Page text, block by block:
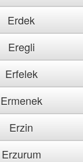
Erdek
Eregli
Erfelek
Ermenek
Erzin
Erzurum